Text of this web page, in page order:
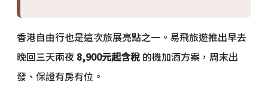
香港自由行也是這次旅展亮點之一。易飛旅遊推出早去
晚回三天兩夜 8,900元起含稅 的機加酒方案，周末出
發、保證有房有位。